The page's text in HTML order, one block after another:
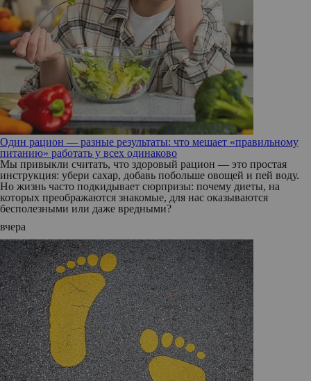
Один рацион — разные результаты: что мешает «правильному
питанию» работать у всех одинаково
Мы привыкли считать, что здоровый рацион — это простая
инструкция: убери сахар, добавь побольше овощей и пей воду.
Но жизнь часто подкидывает сюрпризы: почему диеты, на
которых преображаются знакомые, для нас оказываются
бесполезными или даже вредными?
вчера